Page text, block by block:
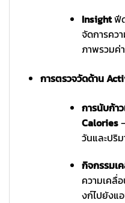
Insightฟี
จัดการคว
ภาพรวมค่
การตรวจวัดด้าน
การนับก้า
Calories
วันและปริ
กิจกรรมเ
ความเคลื่
งก์ไปยังแ